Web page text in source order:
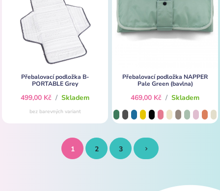
Přebalovací podložka B-
PORTABLE Grey
499,00 Kč / Skladem
bez barevných variant
Přebalovací podložka NAPPER
Pale Green (bavlna)
469,00 Kč / Skladem
1 2 3